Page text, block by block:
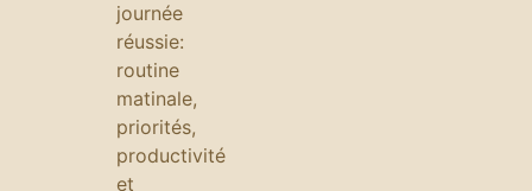
journée
réussie:
routine
matinale,
priorités,
productivité
et